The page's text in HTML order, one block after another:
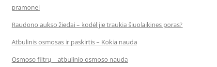
pramonei
Raudono aukso žiedai – kodėl jie traukia šiuolaikines poras?
Atbulinis osmosas ir paskirtis – Kokia nauda
Osmoso filtrų – atbulinio osmoso nauda